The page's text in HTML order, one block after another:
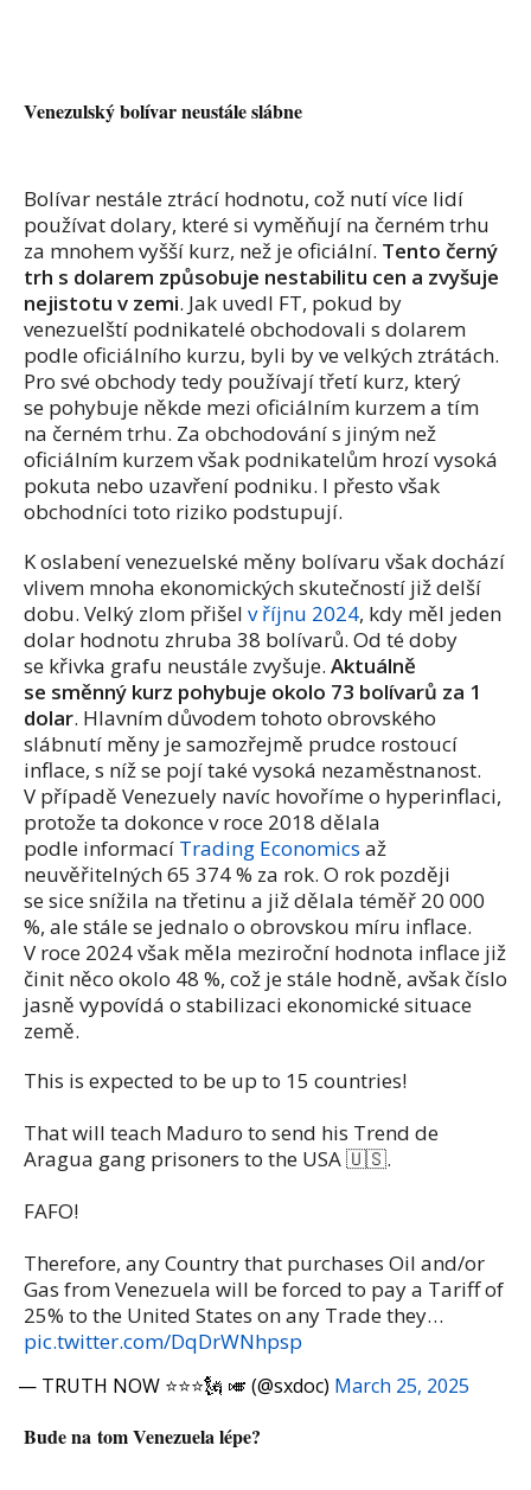
Venezulský bolívar neustále slábne
Bolívar nestále ztrácí hodnotu, což nutí více lidí
používat dolary, které si vyměňují na černém trhu
za mnohem vyšší kurz, než je oficiální. Tento černý
trh s dolarem způsobuje nestabilitu cen a zvyšuje
nejistotu v zemi. Jak uvedl FT, pokud by
venezuelští podnikatelé obchodovali s dolarem
podle oficiálního kurzu, byli by ve velkých ztrátách.
Pro své obchody tedy používají třetí kurz, který
se pohybuje někde mezi oficiálním kurzem a tím
na černém trhu. Za obchodování s jiným než
oficiálním kurzem však podnikatelům hrozí vysoká
pokuta nebo uzavření podniku. I přesto však
obchodníci toto riziko podstupují.
K oslabení venezuelské měny bolívaru však dochází
vlivem mnoha ekonomických skutečností již delší
dobu. Velký zlom přišel v říjnu 2024, kdy měl jeden
dolar hodnotu zhruba 38 bolívarů. Od té doby
se křivka grafu neustále zvyšuje. Aktuálně
se směnný kurz pohybuje okolo 73 bolívarů za 1
dolar. Hlavním důvodem tohoto obrovského
slábnutí měny je samozřejmě prudce rostoucí
inflace, s níž se pojí také vysoká nezaměstnanost.
V případě Venezuely navíc hovoříme o hyperinflaci,
protože ta dokonce v roce 2018 dělala
podle informací Trading Economics až
neuvěřitelných65 374 % za rok. O rok později
se sice snížila na třetinu a již dělala téměř 20 000
%, ale stále se jednalo o obrovskou míru inflace.
V roce 2024 však měla meziroční hodnota inflace již
činit něco okolo 48 %, což je stále hodně, avšak číslo
jasně vypovídá o stabilizaci ekonomické situace
země.
This is expected to be up to 15 countries!
That will teach Maduro to send his Trend de
Aragua gang prisoners to the USA 🇺🇸.
FAFO!
Therefore, any Country that purchases Oil and/or
Gas from Venezuela will be forced to pay a Tariff of
25% to the United States on any Trade they…
pic.twitter.com/DqDrWNhpsp
— TRUTH NOW ⭐️⭐️⭐️🗽 🎺 (@sxdoc) March 25, 2025
Bude na tom Venezuela lépe?